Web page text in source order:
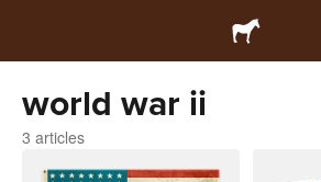
world war ii
3 articles